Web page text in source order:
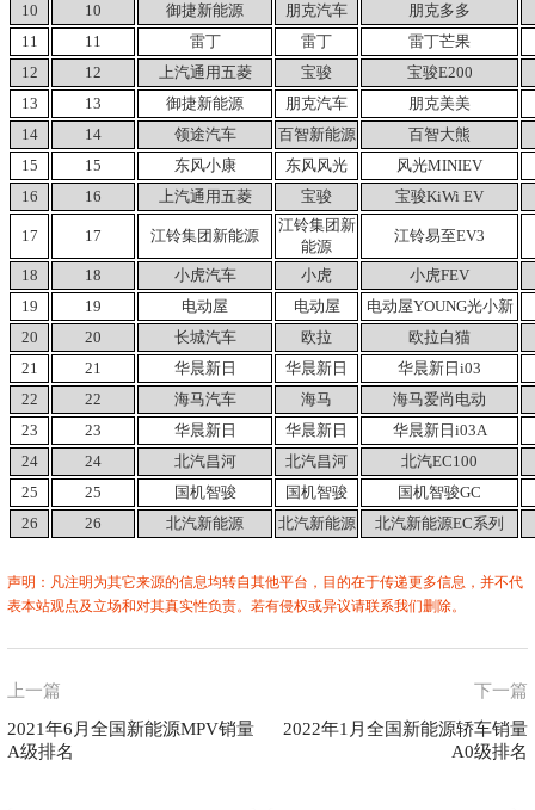
10
10 御捷新能源 朋克汽车
朋克多多
11
11 雷丁 雷丁
雷丁芒果
12
12 上汽通用五菱 宝骏
宝骏E200
13
13 御捷新能源 朋克汽车
朋克美美
14
14 领途汽车 百智新能源
百智大熊
15
15 东风小康 东风风光
风光MINIEV
16
16 上汽通用五菱 宝骏 宝骏KiWi EV
17 17 江铃集团新能源
江铃集团新
能源
江铃易至EV3
18 18 小虎汽车 小虎
小虎FEV
19
19 电动屋 电动屋
电动屋YOUNG光小新
20
20 长城汽车 欧拉
欧拉白猫
21
21 华晨新日 华晨新日
华晨新日i03
22
22 海马汽车 海马
海马爱尚电动
23
23 华晨新日 华晨新日
华晨新日i03A
24
24 北汽昌河 北汽昌河
北汽EC100
25
25 国机智骏 国机智骏
国机智骏GC
26
26 北汽新能源 北汽新能源 北汽新能源EC系列
声明：凡注明为其它来源的信息均转自其他平台，目的在于传递更多信息，并不代
表本站观点及立场和对其真实性负责。若有侵权或异议请联系我们删除。
上一篇
2021年6月全国新能源MPV销量
A级排名
下一篇
2022年1月全国新能源轿车销量
A0级排名